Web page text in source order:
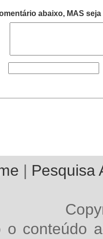
abaixo, MAS
| Pesquisa
o conteúdo